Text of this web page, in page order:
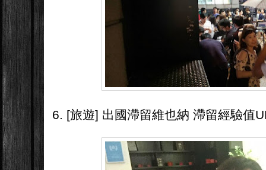
6. [旅遊] 出國滯留維也納 滯留經驗值